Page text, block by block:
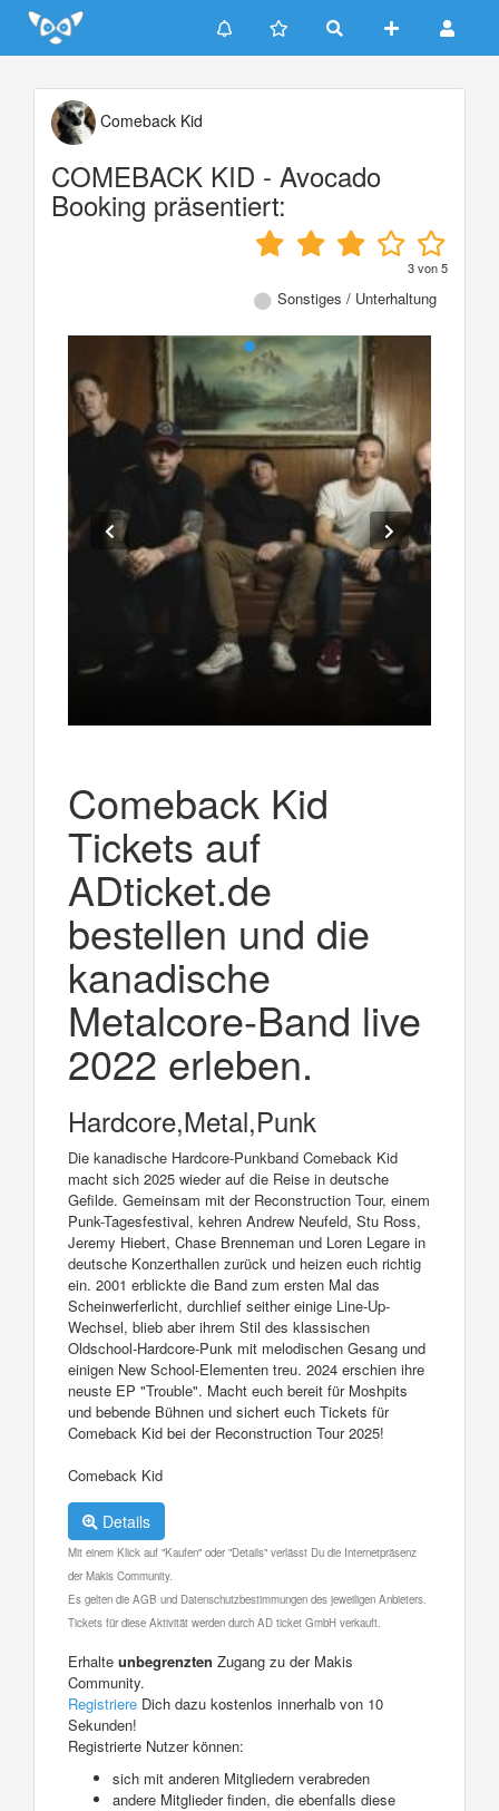
Update cookies preferences
Comeback Kid
COMEBACK KID - Avocado
Booking präsentiert:
3von5
Sonstiges / Unterhaltung
Comeback Kid
Tickets auf
ADticket.de
bestellen und die
kanadische
Metalcore-Band live
2022 erleben.
Hardcore,Metal,Punk
Die kanadische Hardcore-Punkband Comeback Kid
macht sich 2025 wieder auf die Reise in deutsche
Gefilde. Gemeinsam mit der Reconstruction Tour, einem
Punk-Tagesfestival, kehren Andrew Neufeld, Stu Ross,
Jeremy Hiebert, Chase Brenneman und Loren Legare in
deutsche Konzerthallen zurück und heizen euch richtig
ein. 2001 erblickte die Band zum ersten Mal das
Scheinwerferlicht, durchlief seither einige Line-Up-
Wechsel, blieb aber ihrem Stil des klassischen
Oldschool-Hardcore-Punk mit melodischen Gesang und
einigen New School-Elementen treu. 2024 erschien ihre
neuste EP "Trouble". Macht euch bereit für Moshpits
und bebende Bühnen und sichert euch Tickets für
Comeback Kid bei der Reconstruction Tour 2025!
Comeback Kid
Details
Mit einem Klick auf "Kaufen" oder "Details" verlässt Du die Internetpräsenz
der Makis Community.
Es gelten die AGB und Datenschutzbestimmungen des jeweiligen Anbieters.
Tickets für diese Aktivität werden durch AD ticket GmbH verkauft.
Erhalte unbegrenzten Zugang zu der Makis
Community.
Registriere Dich dazu kostenlos innerhalb von 10
Sekunden!
Registrierte Nutzer können:
sich mit anderen Mitgliedern verabreden
andere Mitglieder finden, die ebenfalls diese